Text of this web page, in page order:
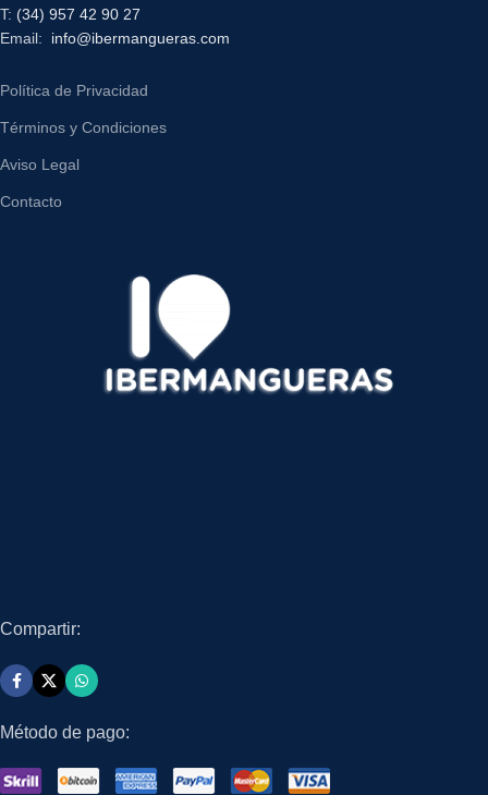
T: (34) 957 42 90 27
Email: info@ibermangueras.com
Política de Privacidad
Términos y Condiciones
Aviso Legal
Contacto
Compartir:
Método de pago: